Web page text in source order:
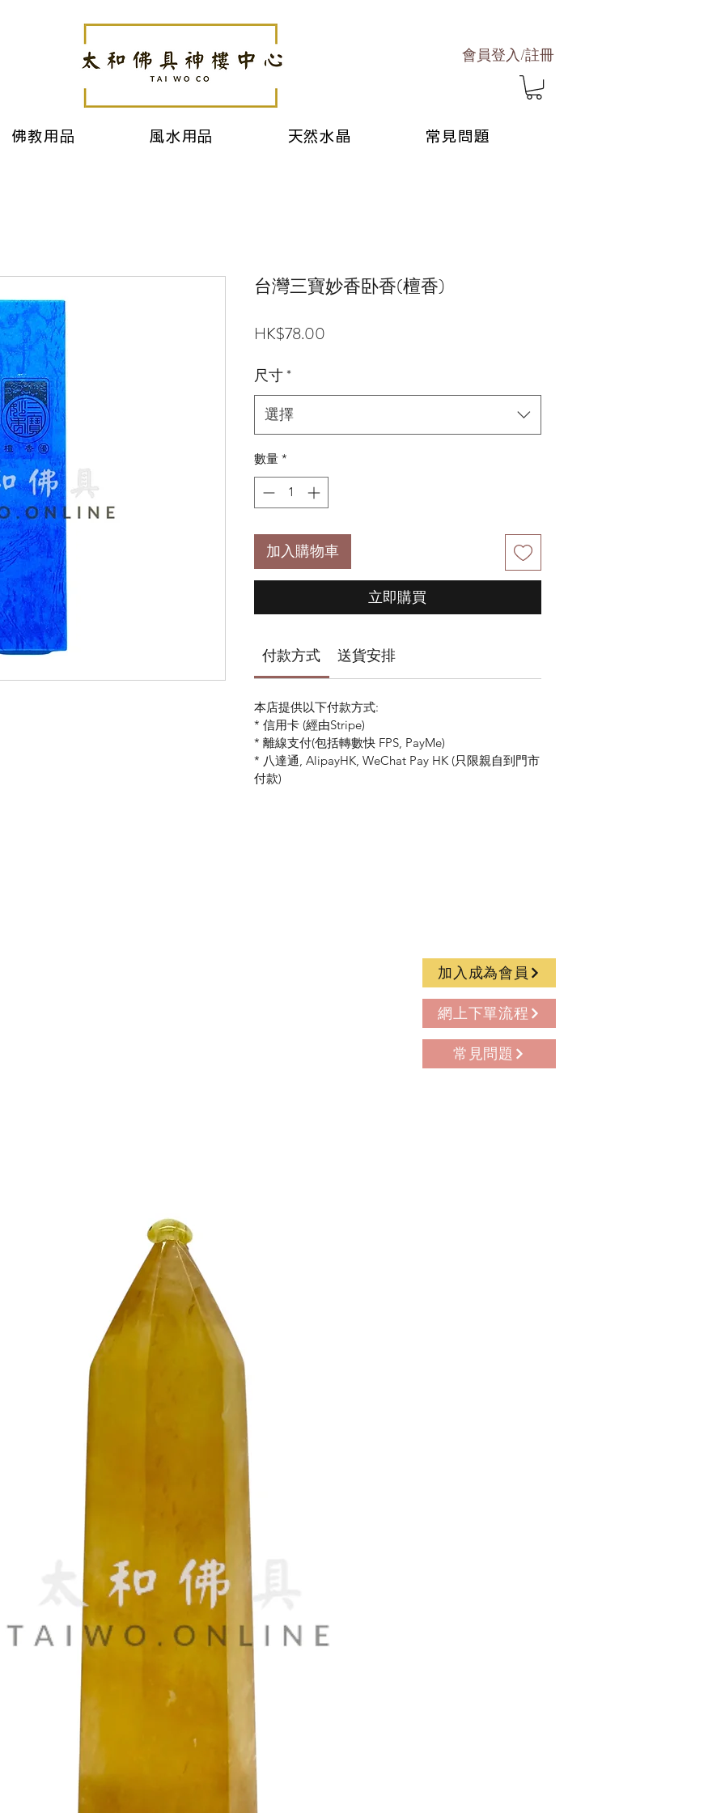
會員登入/註冊
佛教用品 風水用品 天然水晶 常見問題
台灣三寶妙香卧香(檀香)
HK$78.00價
尺寸*
選擇
數量 *
加入購物車
立即購買
付款方式 送貨安排
本店提供以下付款方式:
* 信用卡 (經由Stripe)
* 離線支付(包括轉數快 FPS, PayMe)
* 八達通, AlipayHK, WeChat Pay HK (只限親自到門市
付款)
加入成為會員
網上下單流程
常見問題